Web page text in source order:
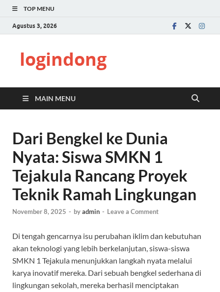
TOP MENU
Agustus 3, 2026
logindong
MAIN MENU
Dari Bengkel ke Dunia
Nyata: Siswa SMKN 1
Tejakula Rancang Proyek
Teknik Ramah Lingkungan
November 8, 2025 - byadmin - Leave a Comment
Di tengah gencarnya isu perubahan iklim dan kebutuhan
akan teknologi yang lebih berkelanjutan, siswa-siswa
SMKN 1 Tejakula menunjukkan langkah nyata melalui
karya inovatif mereka. Dari sebuah bengkel sederhana di
lingkungan sekolah, mereka berhasil menciptakan